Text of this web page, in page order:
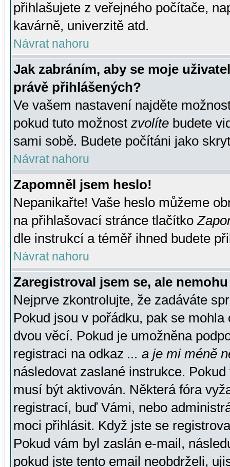
přihlašujete z veřejného počítače,
kavárně, univerzitě atd.
Návrat nahoru
Jak zabráním, aby se moje
právě přihlášených?
Ve vašem nastavení najděte
pokud tuto možnost zvolíte budete
sami sobě. Budete počítáni jako
Návrat nahoru
Zapomněl jsem heslo!
Nepanikařte! Vaše heslo můžeme
na přihlašovací stránce tlačítko
dle instrukcí a téměř ihned budete
Návrat nahoru
Zaregistroval jsem se, ale
Nejprve zkontrolujte, že zadáváte
Pokud jsou v pořádku, pak se
dvou věcí. Pokud je umožněna
registraci na odkaz ... a je mi méně
následovat zaslané instrukce.
musí být aktivován. Některá fóra
registrací, buď Vámi, nebo
moci přihlásit. Když jste se
Pokud vám byl zaslán e-mail,
pokud jste tento email neobdrželi,